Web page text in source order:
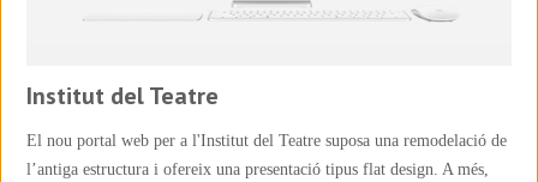
Institut del Teatre
El nou portal web per a l'Institut del Teatre suposa una remodelació de
l’antiga estructura i ofereix una presentació tipus flat design. A més,